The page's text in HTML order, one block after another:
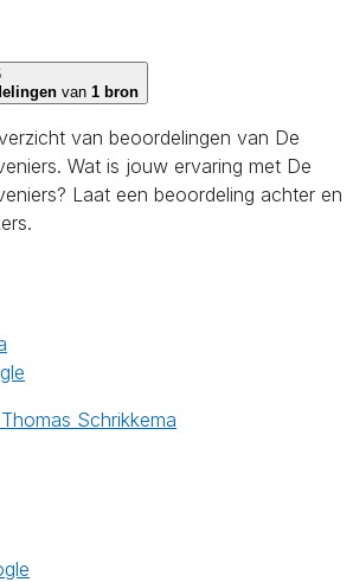
van 1 bron
van beoordelingen van De
Wat is jouw ervaring met De
Laat een beoordeling achter en
Schrikkema